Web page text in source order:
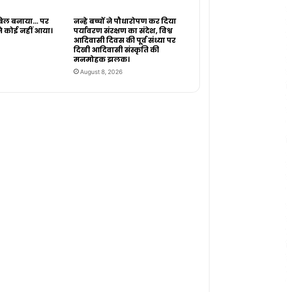
बनाया… पर
कोई नहीं आया।
नन्हे बच्चों ने पौधारोपण कर दिया
पर्यावरण संरक्षण का संदेश, विश्व
आदिवासी दिवस की पूर्व संध्या पर
दिखी आदिवासी संस्कृति की
मनमोहक झलक।
August 8, 2026